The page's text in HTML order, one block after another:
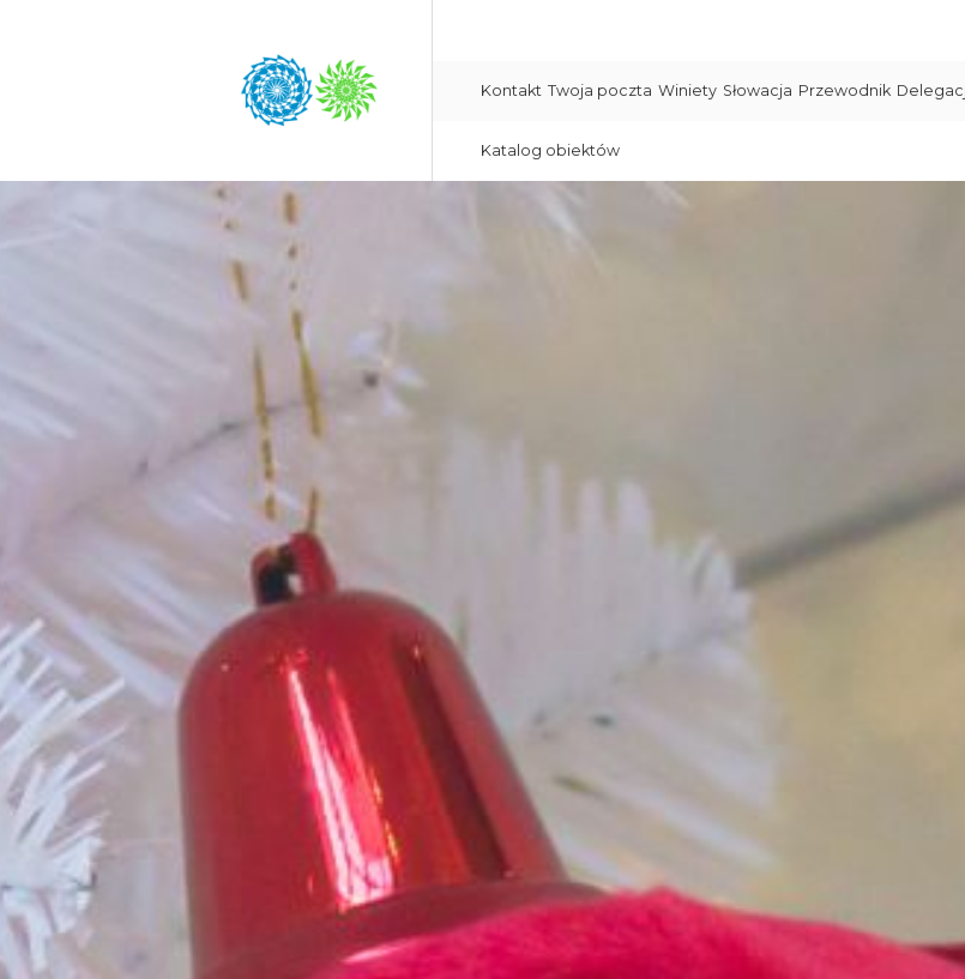
Kontakt Twoja poczta Winiety Słowacja Przewodnik
Katalog obiektów